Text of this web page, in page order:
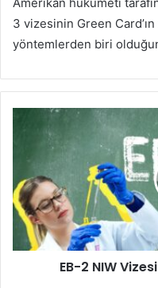
3 vizesinin Green
yöntemlerden biri
Nedir,
Kimler
Alabilir?
EB-2 NIW